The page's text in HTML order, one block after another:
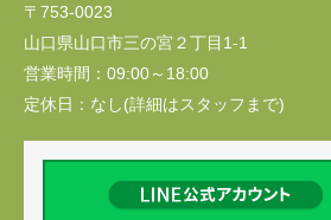
〒753-0023
山口県山口市三の宮２丁目1-1
営業時間： 09:00～18:00
定休日： なし(詳細はスタッフまで)